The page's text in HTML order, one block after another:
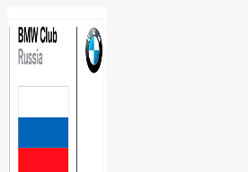
к
содержимому